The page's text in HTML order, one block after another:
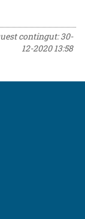
contingut:30-
12-2020 13:58